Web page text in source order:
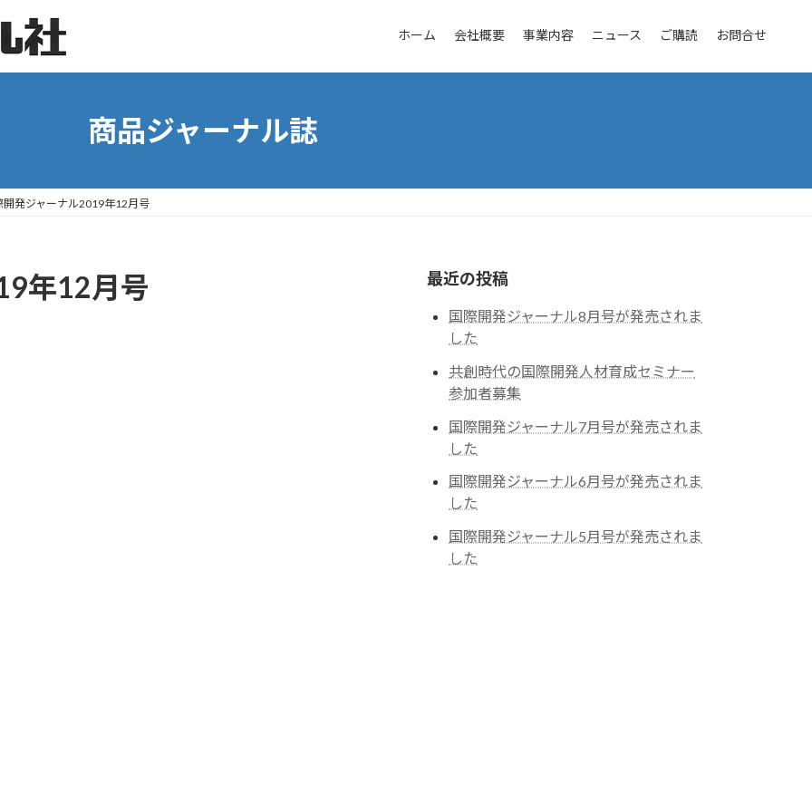
ホーム 会社概要 事業内容 ニュース ご購読 お問合せ
商品ジャーナル誌
開発ジャーナル2019年12月号
年12月号 最近の投稿
国際開発ジャーナル8月号が発売されま
した
共創時代の国際開発人材育成セミナー
参加者募集
国際開発ジャーナル7月号が発売されま
した
国際開発ジャーナル6月号が発売されま
した
国際開発ジャーナル5月号が発売されま
した